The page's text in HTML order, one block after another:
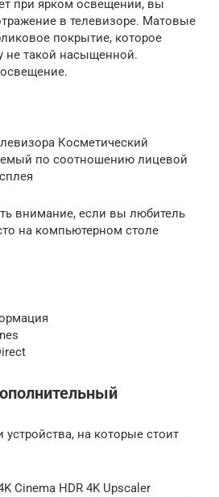
при ярком освещении, вы
в телевизоре. Матовые
покрытие, которое
не такой насыщенной.
Косметический
по соотношению лицевой
внимание, если вы любитель
на компьютерном столе
на которые стоит
Cinema HDR 4K Upscaler